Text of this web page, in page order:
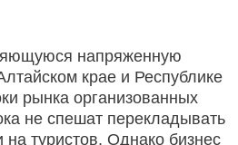
напряженную
крае и Республике
рынка организованных
не спешат перекладывать
туристов. Однако бизнес